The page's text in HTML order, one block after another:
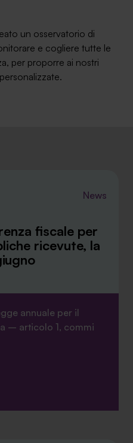
società di mediazione creditizia iscritta
un osservatorio di
e cogliere tutte le
per proporre ai nostri
News
fiscale per
ricevute, la
annuale per il
– articolo 1, commi